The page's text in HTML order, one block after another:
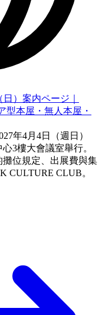
）案内ページ｜
型本屋・無人本屋・
年4月4日（週日）
3樓大會議室舉行。
攤位規定、出展費與集
CULTURE CLUB。